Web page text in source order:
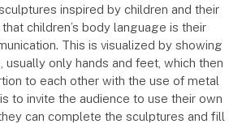
inspired by children and their
children’s body language is their
This is visualized by showing
usually only hands and feet, which then
to each other with the use of metal
to invite the audience to use their own
can complete the sculptures and fill